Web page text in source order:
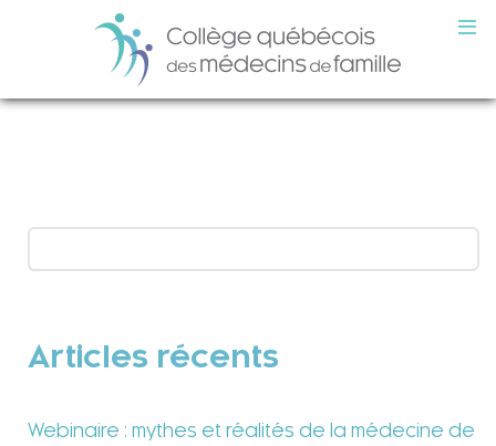
Articles récents
Webinaire : mythes et réalités de la médecine de